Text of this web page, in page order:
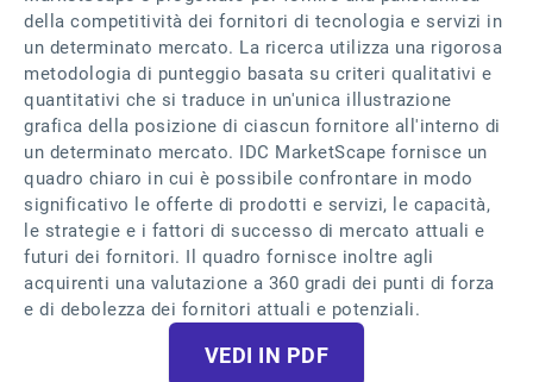
della competitività dei fornitori di tecnologia e servizi in
un determinato mercato. La ricerca utilizza una rigorosa
metodologia di punteggio basata su criteri qualitativi e
quantitativi che si traduce in un'unica illustrazione
grafica della posizione di ciascun fornitore all'interno di
un determinato mercato. IDC MarketScape fornisce un
quadro chiaro in cui è possibile confrontare in modo
significativo le offerte di prodotti e servizi, le capacità,
le strategie e i fattori di successo di mercato attuali e
futuri dei fornitori. Il quadro fornisce inoltre agli
acquirenti una valutazione a 360 gradi dei punti di forza
e di debolezza dei fornitori attuali e potenziali.
VEDI IN PDF